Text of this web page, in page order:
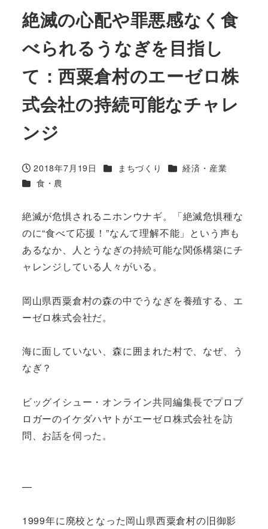
絶滅の心配や罪悪感なく食
べられるうなぎを目指し
て：西粟倉村のエーゼロ株
式会社の持続可能なチャレ
ンジ
投稿日
2018年7月19日 カテゴリー
まちづくり カテゴリー
経済・産業
カテゴリー
食・農
絶滅が危惧されるニホンウナギ。「絶滅危惧種な
のに“食べて応援！”なんて理解不能」という声も
あるなか、人とうなぎの持続可能な関係構築にチ
ャレンジしている人々がいる。
岡山県西粟倉村の森の中でうなぎを養殖する、エ
ーゼロ株式会社だ。
海に面していない、森に囲まれた村で、なぜ、う
なぎ？
ビッグイシュー・オンライン共同編集長でプロブ
ロガーのイケダハヤトがエーゼロ株式会社を訪
問、お話を伺った。
—
1999年に廃校となった岡山県西粟倉村の旧御影